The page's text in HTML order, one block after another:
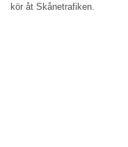
kör åt Skånetrafiken.